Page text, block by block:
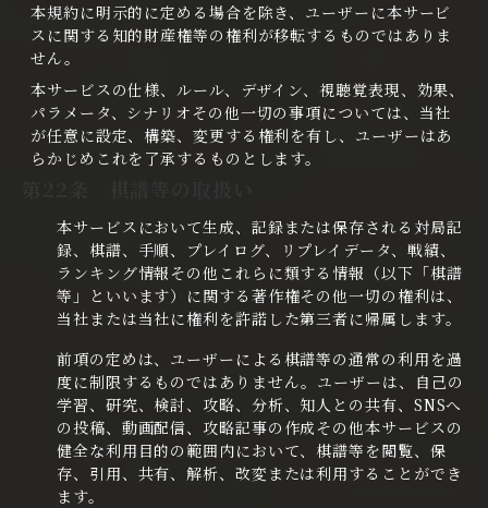
本規約に明示的に定める場合を除き、ユーザーに本サービ
スに関する知的財産権等の権利が移転するものではありま
せん。
本サービスの仕様、ルール、デザイン、視聴覚表現、効果、
パラメータ、シナリオその他一切の事項については、当社
が任意に設定、構築、変更する権利を有し、ユーザーはあ
らかじめこれを了承するものとします。
本サービスにおいて生成、記録または保存される対局記
録、棋譜、手順、プレイログ、リプレイデータ、戦績、
ランキング情報その他これらに類する情報（以下「棋譜
等」といいます）に関する著作権その他一切の権利は、
当社または当社に権利を許諾した第三者に帰属します。
前項の定めは、ユーザーによる棋譜等の通常の利用を過
度に制限するものではありません。ユーザーは、自己の
学習、研究、検討、攻略、分析、知人との共有、SNSへ
の投稿、動画配信、攻略記事の作成その他本サービスの
健全な利用目的の範囲内において、棋譜等を閲覧、保
存、引用、共有、解析、改変または利用することができ
ます。